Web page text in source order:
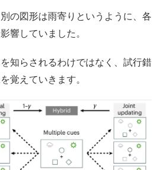
の図形は雨寄りというように、各
響していました。
知らされるわけではなく、試行錯
覚えていきます。